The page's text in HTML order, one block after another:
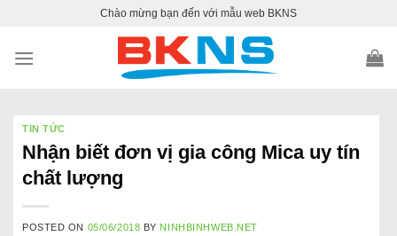
content
Chào mừng bạn đến với mẫu web BKNS
TIN TỨC
Nhận biết đơn vị gia công Mica uy tín
chất lượng
POSTED ON 05/06/2018 BY NINHBINHWEB.NET